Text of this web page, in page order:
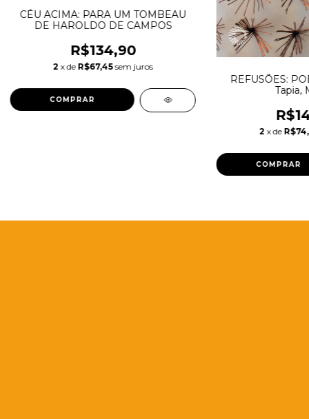
CÉU ACIMA: PARA UM TOMBEAU
DE HAROLDO DE CAMPOS
R$134,90
2 x de R$67,45 sem juros
REFUSÕES:
Tapia,
2 x de